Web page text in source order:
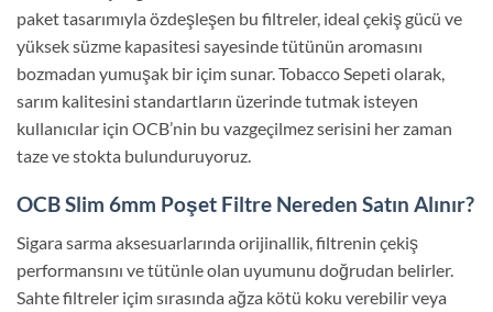
paket tasarımıyla özdeşleşen bu filtreler, ideal çekiş gücü ve
yüksek süzme kapasitesi sayesinde tütünün aromasını
bozmadan yumuşak bir içim sunar. Tobacco Sepeti olarak,
sarım kalitesini standartların üzerinde tutmak isteyen
kullanıcılar için OCB’nin bu vazgeçilmez serisini her zaman
taze ve stokta bulunduruyoruz.
OCB Slim 6mm Poşet Filtre Nereden Satın Alınır?
Sigara sarma aksesuarlarında orijinallik, filtrenin çekiş
performansını ve tütünle olan uyumunu doğrudan belirler.
Sahte filtreler içim sırasında ağza kötü koku verebilir veya